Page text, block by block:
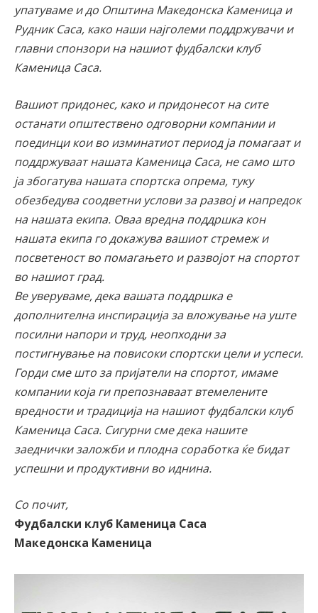
упатуваме и до Општина Македонска Каменица и
Рудник Саса, како наши најголеми поддржувачи и
главни спонзори на нашиот фудбалски клуб
Каменица Саса.
Вашиот придонес, како и придонесот на сите
останати општествено одговорни компании и
поединци кои во изминатиот период ја помагаат и
поддржуваат нашата Каменица Саса, не само што
ја збогатува нашата спортска опрема, туку
обезбедува соодветни услови за развој и напредок
на нашата екипа. Оваа вредна поддршка кон
нашата екипа го докажува вашиот стремеж и
посветеност во помагањето и развојот на спортот
во нашиот град.
Ве уверуваме, дека вашата поддршка е
дополнителна инспирација за вложување на уште
посилни напори и труд, неопходни за
постигнување на повисоки спортски цели и успеси.
Горди сме што за пријатели на спортот, имаме
компании која ги препознаваат втемелените
вредности и традиција на нашиот фудбалски клуб
Каменица Саса. Сигурни сме дека нашите
заеднички заложби и плодна соработка ќе бидат
успешни и продуктивни во иднина.
Со почит,
Фудбалски клуб Каменица Саса
Македонска Каменица